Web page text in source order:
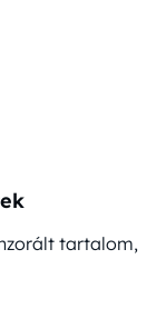
tartalom,